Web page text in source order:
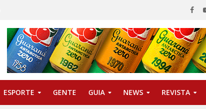
ESPORTE GENTE GUIA NEWS REVISTA